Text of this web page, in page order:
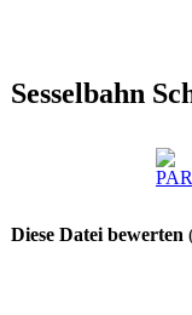
Sesselbahn
Diese Datei bewerten